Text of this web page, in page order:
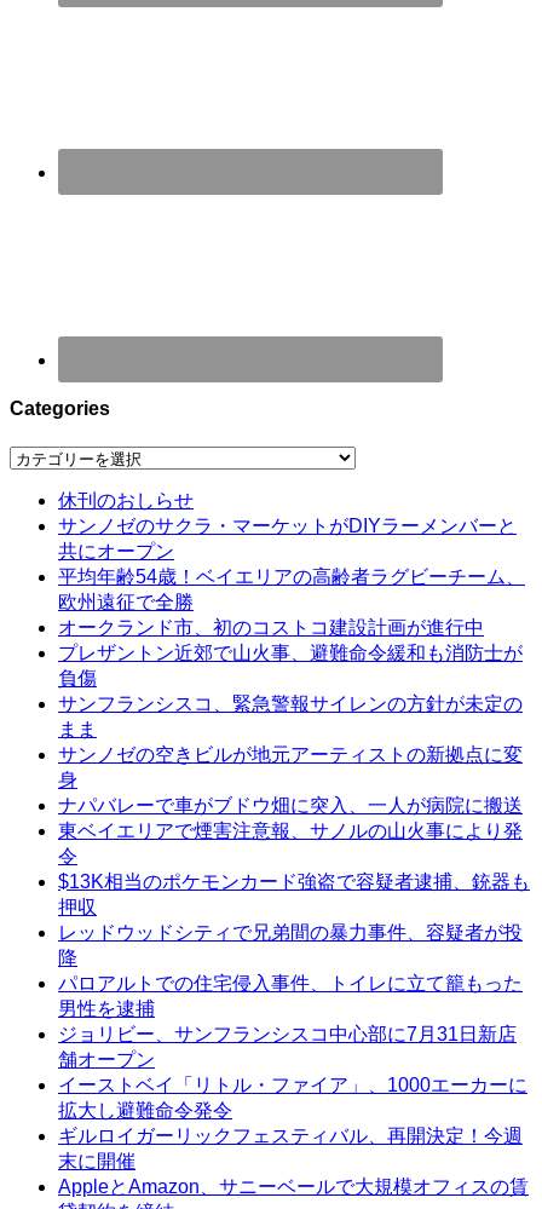
Categories
Categories
休刊のおしらせ
サンノゼのサクラ・マーケットがDIYラーメンバーと
共にオープン
平均年齢54歳！ベイエリアの高齢者ラグビーチーム、
欧州遠征で全勝
オークランド市、初のコストコ建設計画が進行中
プレザントン近郊で山火事、避難命令緩和も消防士が
負傷
サンフランシスコ、緊急警報サイレンの方針が未定の
まま
サンノゼの空きビルが地元アーティストの新拠点に変
身
ナパバレーで車がブドウ畑に突入、一人が病院に搬送
東ベイエリアで煙害注意報、サノルの山火事により発
令
$13K相当のポケモンカード強盗で容疑者逮捕、銃器も
押収
レッドウッドシティで兄弟間の暴力事件、容疑者が投
降
パロアルトでの住宅侵入事件、トイレに立て籠もった
男性を逮捕
ジョリビー、サンフランシスコ中心部に7月31日新店
舗オープン
イーストベイ「リトル・ファイア」、1000エーカーに
拡大し避難命令発令
ギルロイガーリックフェスティバル、再開決定！今週
末に開催
AppleとAmazon、サニーベールで大規模オフィスの賃